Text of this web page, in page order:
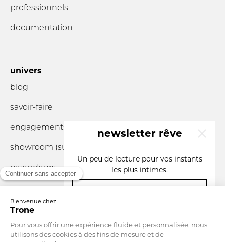
professionnels
documentation
univers
blog
savoir-faire
engagements
showroom (sur
revendeurs
Devise
France Langue
Français
newsletter rêve
Un peu de lecture pour vos instants
les plus intimes.
votre e-mail
S'INSCRIRE